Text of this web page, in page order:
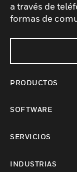
a través de
formas de
PRODUCTOS
SOFTWARE
SERVICIOS
INDUSTRIAS